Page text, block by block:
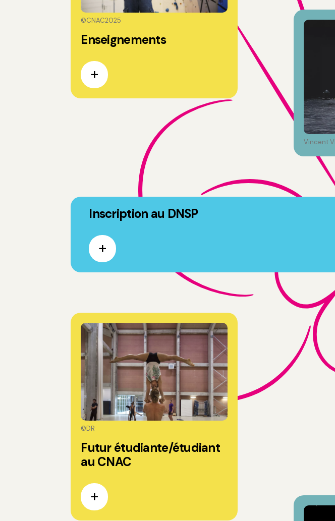
©CNAC2025
Enseignements
Vincent
Inscription au DNSP
©DR
Futur étudiante/étudiant
au CNAC